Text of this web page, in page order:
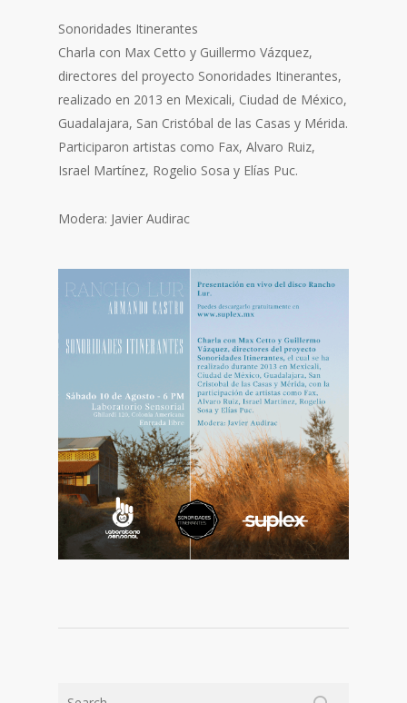
Sonoridades Itinerantes
Charla con Max Cetto y Guillermo Vázquez,
directores del proyecto Sonoridades Itinerantes,
realizado en 2013 en Mexicali, Ciudad de México,
Guadalajara, San Cristóbal de las Casas y Mérida.
Participaron artistas como Fax, Alvaro Ruiz,
Israel Martínez, Rogelio Sosa y Elías Puc.
Modera: Javier Audirac